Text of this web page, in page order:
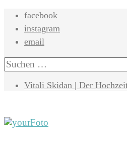
facebook
instagram
email
Search
Suchen
nach:
Vitali Skidan | Der